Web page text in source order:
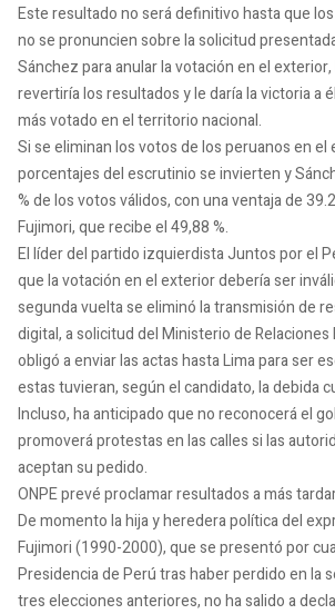
Este resultado no será definitivo hasta que
no se pronuncien sobre la solicitud
Sánchez para anular la votación en el
revertiría los resultados y le daría la victoria a
más votado en el territorio nacional.
Si se eliminan los votos de los peruanos en el
porcentajes del escrutinio se invierten y
% de los votos válidos, con una ventaja de
Fujimori, que recibe el 49,88 %.
El líder del partido izquierdista Juntos por el
que la votación en el exterior debería ser
segunda vuelta se eliminó la transmisión de
digital, a solicitud del Ministerio de
obligó a enviar las actas hasta Lima para ser
estas tuvieran, según el candidato, la debida
Incluso, ha anticipado que no reconocerá el
promoverá protestas en las calles si las
aceptan su pedido.
ONPE prevé proclamar resultados a más
De momento la hija y heredera política del
Fujimori (1990-2000), que se presentó por
Presidencia de Perú tras haber perdido en la
tres elecciones anteriores, no ha salido a